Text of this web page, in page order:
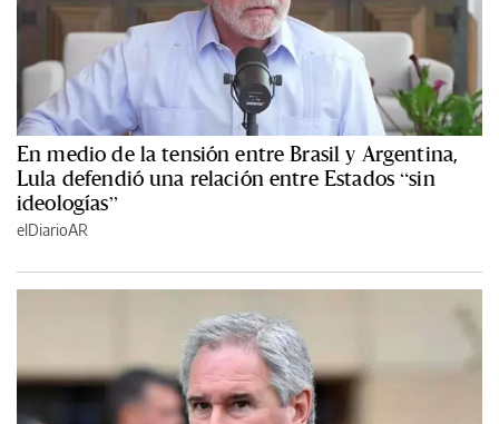
En medio de la tensión entre Brasil y Argentina,
Lula defendió una relación entre Estados “sin
ideologías”
elDiarioAR